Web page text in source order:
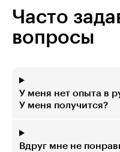
Часто
вопросы
У меня нет опыта в
У меня получится?
Вдруг мне не